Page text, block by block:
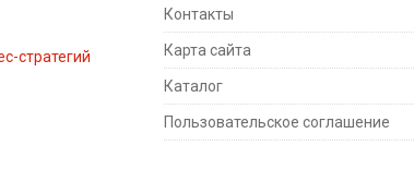
стратегий
Контакты
Карта сайта
Каталог
Пользовательское соглашение